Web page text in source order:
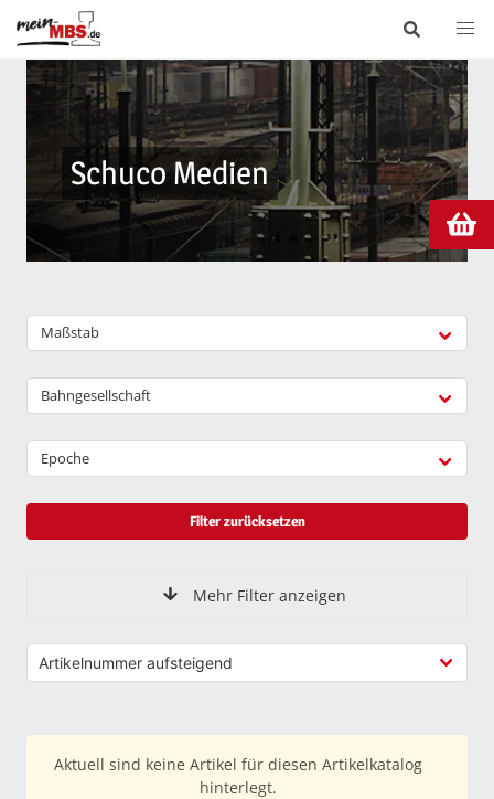
Schuco Medien
Maßstab
Bahngesellschaft
Epoche
Filter zurücksetzen
Mehr Filter anzeigen
Aktuell sind keine Artikel für diesen Artikelkatalog
hinterlegt.